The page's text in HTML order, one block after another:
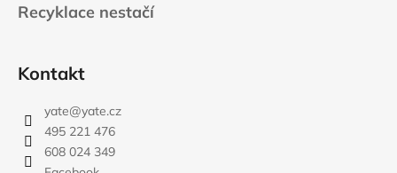
Recyklace nestačí
Kontakt
yate@yate.cz
495 221 476
608 024 349